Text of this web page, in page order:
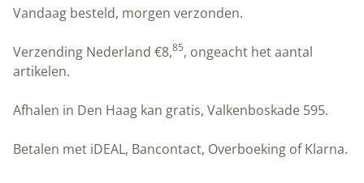
deCokerije
aantal
Vandaag besteld, morgen verzonden.
Verzending Nederland €8,85, ongeacht het aantal
artikelen.
Afhalen in Den Haag kan gratis, Valkenboskade 595.
Betalen met iDEAL, Bancontact, Overboeking of Klarna.